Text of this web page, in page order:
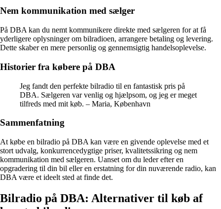
Nem kommunikation med sælger
På DBA kan du nemt kommunikere direkte med sælgeren for at få
yderligere oplysninger om bilradioen, arrangere betaling og levering.
Dette skaber en mere personlig og gennemsigtig handelsoplevelse.
Historier fra købere på DBA
Jeg fandt den perfekte bilradio til en fantastisk pris på
DBA. Sælgeren var venlig og hjælpsom, og jeg er meget
tilfreds med mit køb. – Maria, København
Sammenfatning
At købe en bilradio på DBA kan være en givende oplevelse med et
stort udvalg, konkurrencedygtige priser, kvalitetssikring og nem
kommunikation med sælgeren. Uanset om du leder efter en
opgradering til din bil eller en erstatning for din nuværende radio, kan
DBA være et ideelt sted at finde det.
Bilradio på DBA: Alternativer til køb af